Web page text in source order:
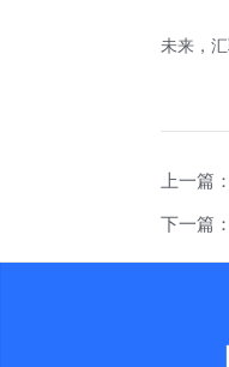
未来，
上一篇
下一篇